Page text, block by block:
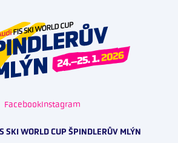
FacebookInstagram
WORLD CUP ŠPINDLERŮV MLÝN